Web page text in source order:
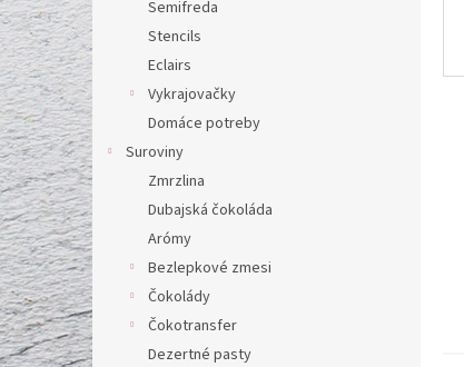
Semifreda
Stencils
Eclairs
Vykrajovačky
Domáce potreby
Suroviny
Zmrzlina
Dubajská čokoláda
Arómy
Bezlepkové zmesi
Čokolády
Čokotransfer
Dezertné pasty